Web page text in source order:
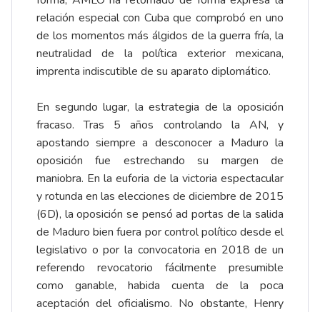
relación especial con Cuba que comprobó en uno
de los momentos más álgidos de la guerra fría, la
neutralidad de la política exterior mexicana,
imprenta indiscutible de su aparato diplomático.
En segundo lugar, la estrategia de la oposición
fracaso. Tras 5 años controlando la AN, y
apostando siempre a desconocer a Maduro la
oposición fue estrechando su margen de
maniobra. En la euforia de la victoria espectacular
y rotunda en las elecciones de diciembre de 2015
(6D), la oposición se pensó ad portas de la salida
de Maduro bien fuera por control político desde el
legislativo o por la convocatoria en 2018 de un
referendo revocatorio fácilmente presumible
como ganable, habida cuenta de la poca
aceptación del oficialismo. No obstante, Henry